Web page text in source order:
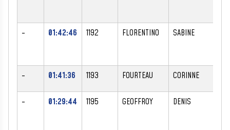
- 01:42:46 1192 FLORENTINO SABINE
- 01:41:36 1193 FOURTEAU CORINNE
- 01:29:44 1195 GEOFFROY DENIS